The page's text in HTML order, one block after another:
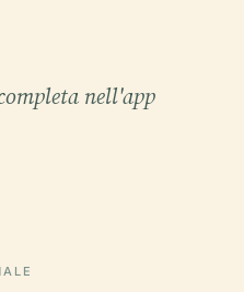
nell'app